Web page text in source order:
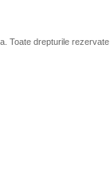
Toate drepturile rezervate